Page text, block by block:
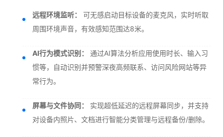
远程环境监听：
可无感启动目标设备的麦克风，实时听取
周围环境声音，有效感知范围达8米。
AI行为模式识别：
通过AI算法分析应用使用时长、输入习
惯等，自动识别并预警深夜高频联系、访问风险网站等异
常行为。
屏幕与文件协同：
实现超低延迟的远程屏幕同步，并支持
对设备内照片、文档进行智能分类管理与远程备份/删除。